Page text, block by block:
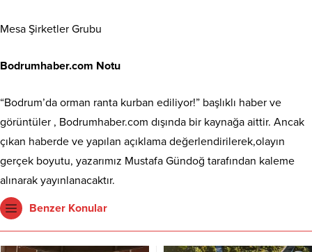
Mesa Şirketler Grubu
Bodrumhaber.com Notu
“Bodrum’da orman ranta kurban ediliyor!” başlıklı haber ve
görüntüler , Bodrumhaber.com dışında bir kaynağa aittir. Ancak
çıkan haberde ve yapılan açıklama değerlendirilerek,olayın
gerçek boyutu, yazarımız Mustafa Gündoğ tarafından kaleme
alınarak yayınlanacaktır.
Benzer Konular